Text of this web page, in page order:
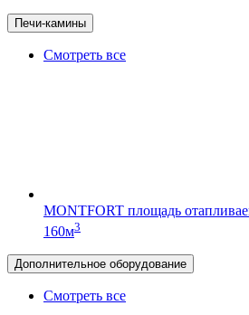
Печи-камины
Смотреть все
MONTFORT площадь
160м3
Дополнительное оборудование
Смотреть все